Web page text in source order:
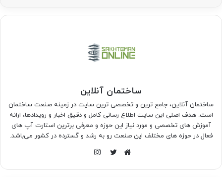
ساختمان آنلاین
ساختمان آنلاین، جامع ترین و تخصصی ترین سایت در زمینه صنعت ساختمان
است. هدف اصلی این سایت اطلاع رسانی کامل و دقیق اخبار و رویدادها، ارائه
آموزش های تخصصی و مورد نیاز این حوزه و معرفی برترین استارت آپ های
فعال در حوزه های مختلف این صنعت رو به رشد و گسترده در کشور می‌باشد.